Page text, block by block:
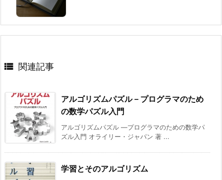
 関連記事
アルゴリズムパズル－プログラマのため
の数学パズル入門
アルゴリズムパズル ―プログラマのための数学パ
ズル入門 オライリー・ジャパン 著 ...
学習とそのアルゴリズム